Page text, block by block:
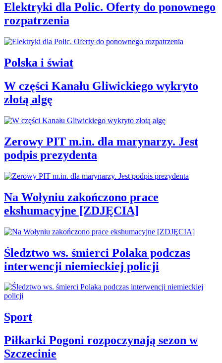
Elektryki dla Polic. Oferty do ponownego
rozpatrzenia
Polska i świat
W części Kanału Gliwickiego wykryto
złotą algę
Zerowy PIT m.in. dla marynarzy. Jest
podpis prezydenta
Na Wołyniu zakończono prace
ekshumacyjne [ZDJĘCIA]
Śledztwo ws. śmierci Polaka podczas
interwencji niemieckiej policji
Sport
Piłkarki Pogoni rozpoczynają sezon w
Szczecinie